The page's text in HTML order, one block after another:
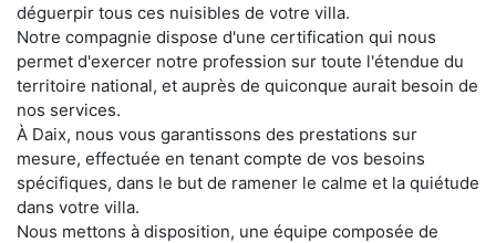
déguerpir tous ces nuisibles de votre villa.
Notre compagnie dispose d'une certification qui nous
permet d'exercer notre profession sur toute l'étendue du
territoire national, et auprès de quiconque aurait besoin de
nos services.
À Daix, nous vous garantissons des prestations sur
mesure, effectuée en tenant compte de vos besoins
spécifiques, dans le but de ramener le calme et la quiétude
dans votre villa.
Nous mettons à disposition, une équipe composée de